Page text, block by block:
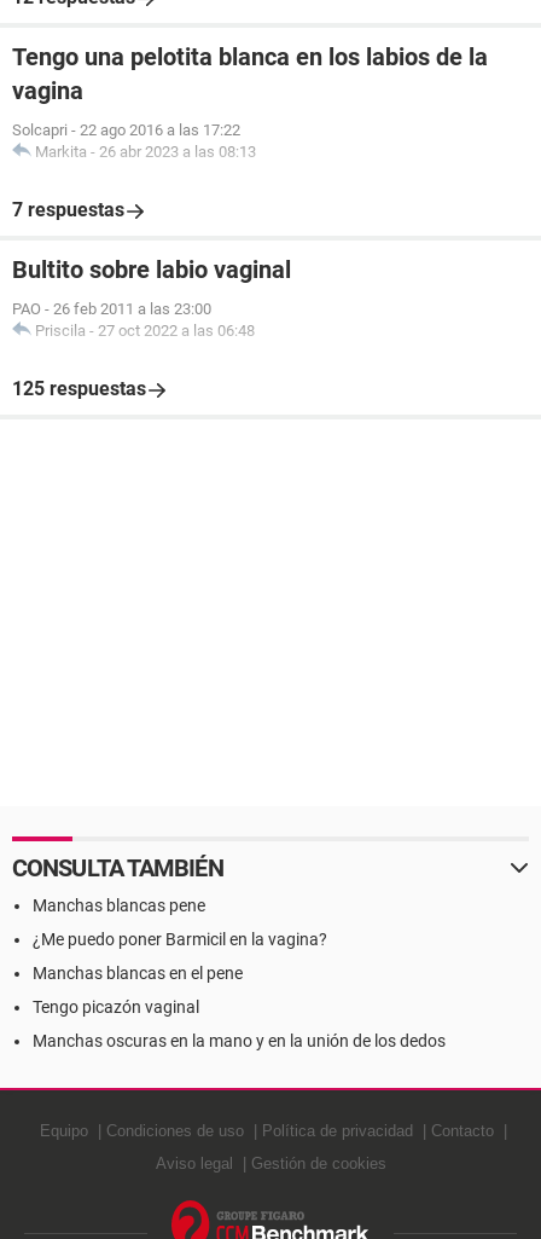
Tengo una pelotita blanca en los labios de la
vagina
Solcapri - 22 ago 2016 a las 17:22
Markita - 26 abr 2023 a las 08:13
7 respuestas
Bultito sobre labio vaginal
PAO - 26 feb 2011 a las 23:00
Priscila - 27 oct 2022 a las 06:48
125 respuestas
CONSULTA TAMBIÉN
Manchas blancas pene
¿Me puedo poner Barmicil en la vagina?
Manchas blancas en el pene
Tengo picazón vaginal
Manchas oscuras en la mano y en la unión de los dedos
Equipo Condiciones de uso Política de privacidad
Contacto
Aviso legal
Gestión de cookies